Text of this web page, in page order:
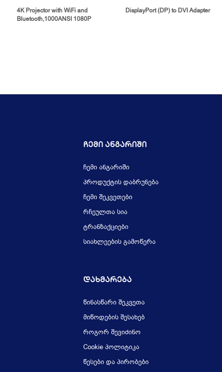
4K Projector with WiFi and
Bluetooth,1000ANSI 1080P
DisplayPort (DP) to DVI Adapter
Ჩემი Ანგარიში
ჩემი ანგარიში
პროდუქტის დაბრუნება
ჩემი შეკვეთები
რჩეულთა სია
ტრანზაქციები
სიახლეების გამოწერა
Დახმარება
წინასწარი შეკვეთა
მიწოდების შესახებ
როგორ შევიძინო
Cookie პოლიტიკა
წესები და პირობები